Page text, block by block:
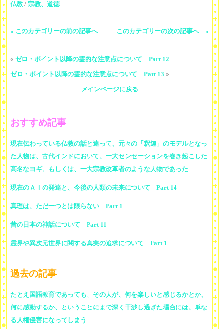
仏教 / 宗教、道徳
« このカテゴリーの前の記事へ このカテゴリーの次の記事へ »
« ゼロ・ポイント以降の霊的な注意点について Part 12
ゼロ・ポイント以降の霊的な注意点について Part 13 »
メインページに戻る
おすすめ記事
現在伝わっている仏教の話と違って、元々の「釈迦」のモデルとなっ
た人物は、古代インドにおいて、一大センセーションを巻き起こした
高名なヨギ、もしくは、一大宗教改革者のような人物であった
現在のＡＩの発達と、今後の人類の未来について Part 14
真理は、ただ一つとは限らない Part 1
昔の日本の神話について Part 11
霊界や異次元世界に関する真実の追求について Part 1
過去の記事
たとえ国語教育であっても、その人が、何を楽しいと感じるかとか、
何に感動するか、ということにまで深く干渉し過ぎた場合には、単な
る人権侵害になってしまう